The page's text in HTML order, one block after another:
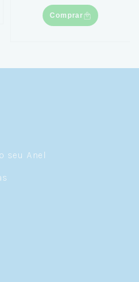
Comprar
seu Anel